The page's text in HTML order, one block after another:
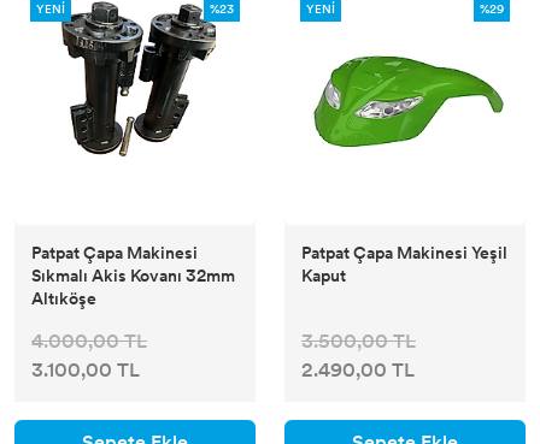
YENİ %23
Patpat Çapa Makinesi
Sıkmalı Akis Kovanı 32mm
Altıköşe
4.000,00 TL
3.100,00 TL
YENİ %29
Patpat Çapa Makinesi Yeşil
Kaput
3.500,00 TL
2.490,00 TL